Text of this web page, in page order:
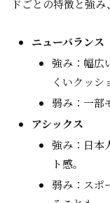
ドごとの特徴と強み
ニューバランス
強み：幅広
くいクッシ
弱み：一部
アシックス
強み：日本
ト感。
弱み：スポ